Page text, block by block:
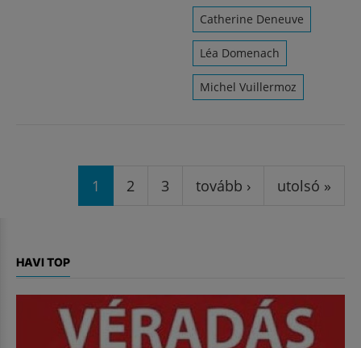
Catherine Deneuve
Léa Domenach
Michel Vuillermoz
Oldalak
1 2 3 tovább › utolsó »
HAVI TOP